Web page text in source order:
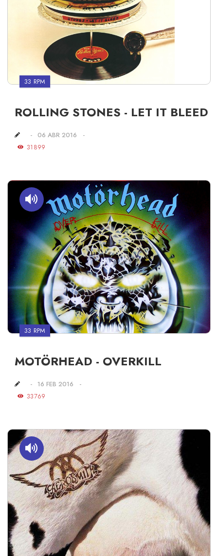
33 RPM
ROLLING STONES - LET IT BLEED
06 ABR 2016
31899
33 RPM
MOTÖRHEAD - OVERKILL
16 FEB 2016
33769